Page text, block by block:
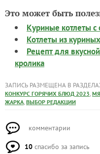
Это может быть
Куриные котлеты
Котлеты из
Рецепт для
кролика
ЗАПИСЬ РАЗМЕЩЕНА В
КОНКУРС ГОРЯЧИХ БЛЮД 2023,
ЖАРКА, ВЫБОР РЕДАКЦИИ
комментарии
10 спасибо за запись